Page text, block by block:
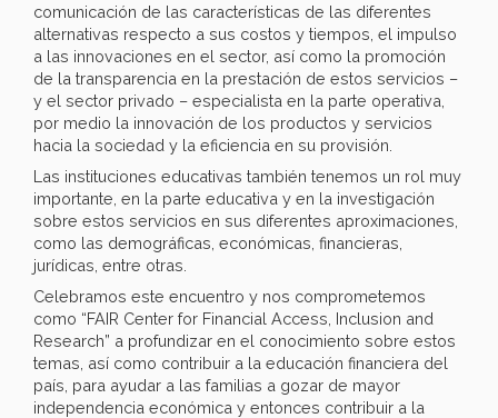
comunicación de las características de las diferentes
alternativas respecto a sus costos y tiempos, el impulso
a las innovaciones en el sector, así como la promoción
de la transparencia en la prestación de estos servicios –
y el sector privado – especialista en la parte operativa,
por medio la innovación de los productos y servicios
hacia la sociedad y la eficiencia en su provisión.
Las instituciones educativas también tenemos un rol muy
importante, en la parte educativa y en la investigación
sobre estos servicios en sus diferentes aproximaciones,
como las demográficas, económicas, financieras,
jurídicas, entre otras.
Celebramos este encuentro y nos comprometemos
como “FAIR Center for Financial Access, Inclusion and
Research” a profundizar en el conocimiento sobre estos
temas, así como contribuir a la educación financiera del
país, para ayudar a las familias a gozar de mayor
independencia económica y entonces contribuir a la